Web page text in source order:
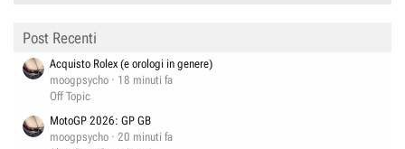
Post Recenti
Acquisto Rolex (e orologi in genere)
moogpsycho
18 minuti fa
Off Topic
MotoGP 2026: GP GB
moogpsycho
20 minuti fa